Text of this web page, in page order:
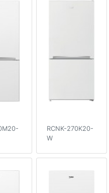
RCNK-270K20-
W